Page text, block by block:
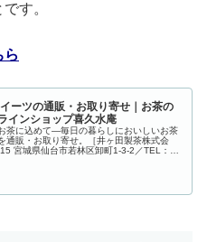
す。
ら
ーツの通販・お取り寄せ｜お茶の
インショップ喜久水庵
茶に込めて―毎日の暮らしにおいしいお茶
通販・お取り寄せ。［井ヶ田製茶株式会
宮城県仙台市若林区卸町1-3-2／TEL：